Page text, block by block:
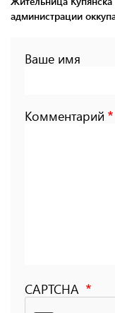
администрации
Ваше имя
Комментарий
CAPTCHA